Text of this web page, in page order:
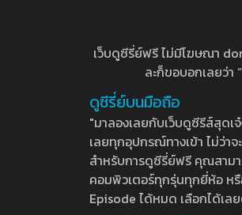
เว็บดูซีรี่ย์ฟรี ไม่มีโฆษณา
ละก็ขอบอกเลยว่า
ดูซีรี่ย์บนมือถือ
"มาลองเลยกับเว็บดูซีรีส์สุด
เลยทุกอุปกรณ์ทางเข้า ไม่ว่า
สำหรับการดูซีรี่ย์ฟรี คุณสาม
คอมพิวเตอร์ทุกรุ่นทุกยี่ห้อ หรื
Episode ได้หมด เลือกได้เล